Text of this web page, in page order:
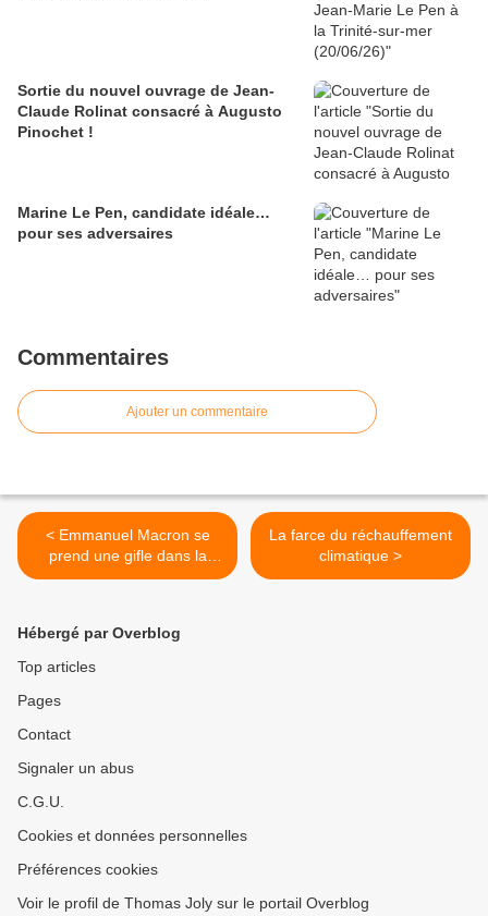
Sortie du nouvel ouvrage de Jean-
Claude Rolinat consacré à Augusto
Pinochet !
Marine Le Pen, candidate idéale…
pour ses adversaires
Commentaires
Ajouter un commentaire
< Emmanuel Macron se
prend une gifle dans la
Drôme
La farce du réchauffement
climatique >
Hébergé par Overblog
Top articles
Pages
Contact
Signaler un abus
C.G.U.
Cookies et données personnelles
Préférences cookies
Voir le profil de Thomas Joly sur le portail Overblog